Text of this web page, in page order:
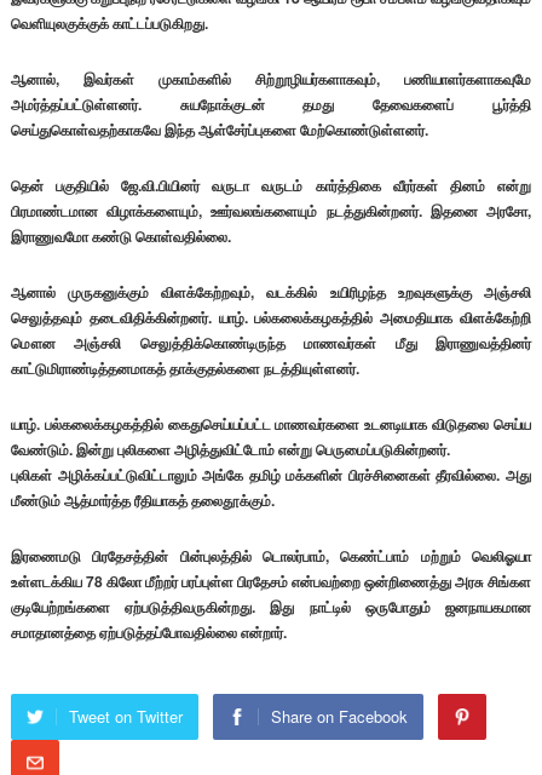
வெளியுலகுக்குக் காட்டப்படுகிறது.
ஆனால், இவர்கள் முகாம்களில் சிற்றூழியர்களாகவும், பணியாளர்களாகவுமே
அமர்த்தப்பட்டுள்ளனர். சுயநோக்குடன் தமது தேவைகளைப் பூர்த்தி
செய்துகொள்வதற்காகவே இந்த ஆள்சேர்ப்புகளை மேற்கொண்டுள்ளனர்.
தென் பகுதியில் ஜே.வி.பியினர் வருடா வருடம் கார்த்திகை வீரர்கள் தினம் என்று
பிரமாண்டமான விழாக்களையும், ஊர்வலங்களையும் நடத்துகின்றனர். இதனை அரசோ,
இராணுவமோ கண்டு கொள்வதில்லை.
ஆனால் முருகனுக்கும் விளக்கேற்றவும், வடக்கில் உயிரிழந்த உறவுகளுக்கு அஞ்சலி
செலுத்தவும் தடைவிதிக்கின்றனர். யாழ். பல்கலைக்கழகத்தில் அமைதியாக விளக்கேற்றி
மௌன அஞ்சலி செலுத்திக்கொண்டிருந்த மாணவர்கள் மீது இராணுவத்தினர்
காட்டுமிராண்டித்தனமாகத் தாக்குதல்களை நடத்தியுள்ளனர்.
யாழ். பல்கலைக்கழகத்தில் கைதுசெய்யப்பட்ட மாணவர்களை உடனடியாக விடுதலை செய்ய
வேண்டும். இன்று புலிகளை அழித்துவிட்டோம் என்று பெருமைப்படுகின்றனர்.
புலிகள் அழிக்கப்பட்டுவிட்டாலும் அங்கே தமிழ் மக்களின் பிரச்சினைகள் தீரவில்லை. அது
மீண்டும் ஆத்மார்த்த ரீதியாகத் தலைதூக்கும்.
இரணைமடு பிரதேசத்தின் பின்புலத்தில் டொலர்பாம், கெண்ட்பாம் மற்றும் வெலிஓயா
உள்ளடக்கிய 78 கிலோ மீற்றர் பரப்புள்ள பிரதேசம் என்பவற்றை ஒன்றிணைத்து அரசு சிங்கள
குடியேற்றங்களை ஏற்படுத்திவருகின்றது. இது நாட்டில் ஒருபோதும் ஜனநாயகமான
சமாதானத்தை ஏற்படுத்தப்போவதில்லை என்றார்.
Tweet on Twitter Share on Facebook